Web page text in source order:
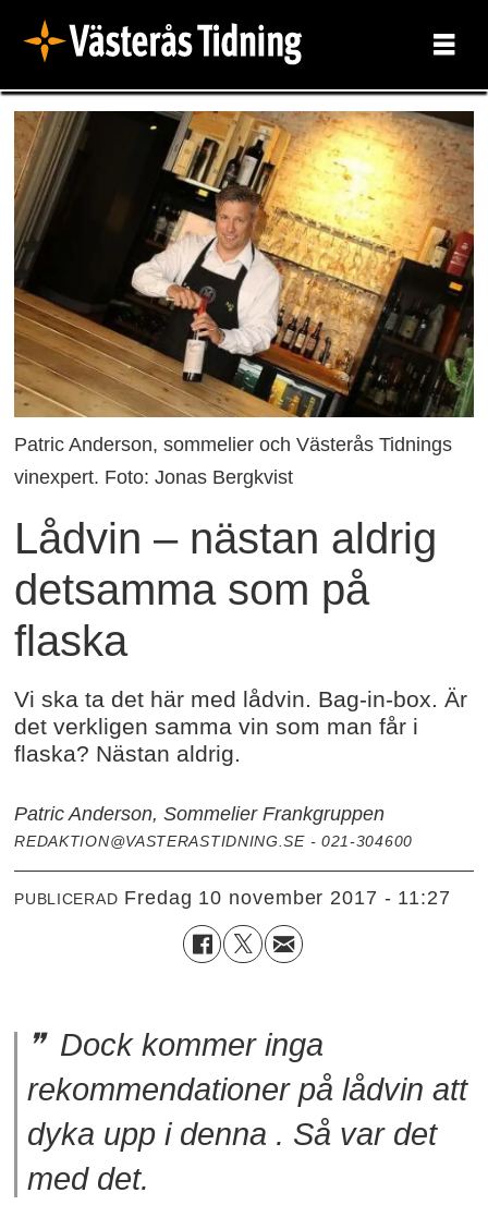
Patric Anderson, sommelier och Västerås Tidnings
vinexpert. Foto: Jonas Bergkvist
Lådvin – nästan aldrig
detsamma som på
flaska
Vi ska ta det här med lådvin. Bag-in-box. Är
det verkligen samma vin som man får i
flaska? Nästan aldrig.
Patric Anderson, Sommelier Frankgruppen
REDAKTION@VASTERASTIDNING.SE - 021-304600
PUBLICERAD fredag 10 november 2017 - 11:27
Dock kommer inga
rekommendationer på lådvin att
dyka upp i denna . Så var det
med det.